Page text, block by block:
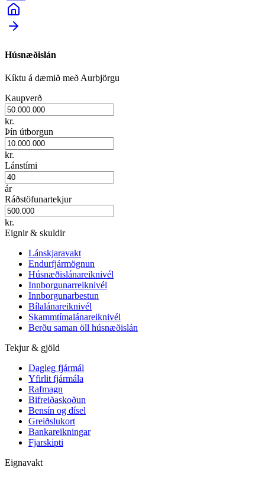
Húsnæðislán
Kíktu á dæmið með Aurbjörgu
Kaupverð
kr.
Þín útborgun
kr.
Lánstími
ár
Ráðstöfunartekjur
kr.
Eignir & skuldir
Lánskjaravakt
Endurfjármögnun
Húsnæðislánareiknivél
Innborgunarreiknivél
Innborgunarbestun
Bílalánareiknivél
Skammtímalánareiknivél
Berðu saman öll húsnæðislán
Tekjur & gjöld
Dagleg fjármál
Yfirlit fjármála
Rafmagn
Bifreiðaskoðun
Bensín og dísel
Greiðslukort
Bankareikningar
Fjarskipti
Eignavakt